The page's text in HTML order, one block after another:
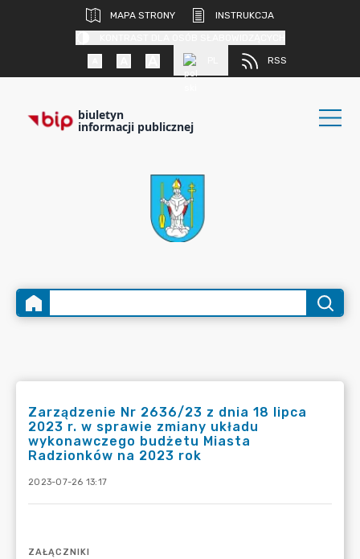
MAPA STRONY
INSTRUKCJA
RSS
biuletyn
informacji publicznej
Zarządzenie Nr 2636/23 z dnia 18 lipca
2023 r. w sprawie zmiany układu
wykonawczego budżetu Miasta
Radzionków na 2023 rok
2023-07-26 13:17
ZAŁĄCZNIKI